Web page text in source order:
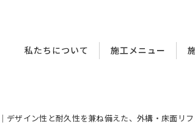
本文までスキップ
私たちについて
BOIS創建の強み
施工メニュー
リノベーション工事
リノベーション工事
リノベーション工事
工事の流れ
デザイン性と耐久性を兼ね備えた、外構・床面リ